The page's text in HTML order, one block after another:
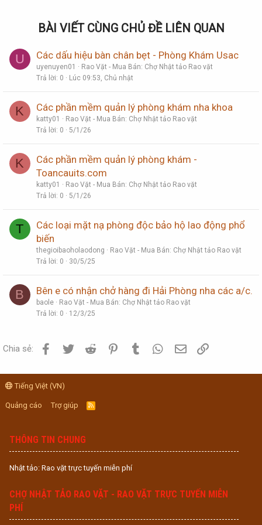
BÀI VIẾT CÙNG CHỦ ĐỀ LIÊN QUAN
U Các dấu hiệu bàn chân bẹt - Phòng Khám Usac
uyenuyen01
Rao Vặt - Mua Bán: Chợ Nhật tảo Rao vặt
Trả lời 0 Lúc 09:53, Chủ nhật
K Các phần mềm quản lý phòng khám nha khoa
katty01
Rao Vặt - Mua Bán: Chợ Nhật tảo Rao vặt
Trả lời 0 5/1/26
K
Các phần mềm quản lý phòng khám -
Toancauits.com
katty01
Rao Vặt - Mua Bán: Chợ Nhật tảo Rao vặt
Trả lời 0 5/1/26
T
Các loại mặt nạ phòng độc bảo hộ lao động phổ
biến
thegioibaoholaodong
Rao Vặt - Mua Bán: Chợ Nhật tảo Rao vặt
Trả lời 0 30/5/25
B Bên e có nhận chở hàng đi Hải Phòng nha các a/c.
baole
Rao Vặt - Mua Bán: Chợ Nhật tảo Rao vặt
Trả lời 0 12/3/25
Chia sẻ: Facebook
Twitter Reddit PinterestTumblr WhatsApp
Email
Tiếng Việt (VN)
Quảng cáo Trợ giúp
R
S
THÔNG TIN CHUNG
Nhật tảo: Rao vặt trực tuyến miễn phí
CHỢ NHẬT TẢO RAO VẶT - RAO VẶT TRỰC TUYẾN MIỄN
PHÍ